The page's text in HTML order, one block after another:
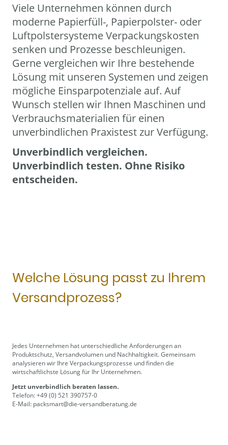
Viele Unternehmen können durch
moderne Papierfüll-, Papierpolster- oder
Luftpolstersysteme Verpackungskosten
senken und Prozesse beschleunigen.
Gerne vergleichen wir Ihre bestehende
Lösung mit unseren Systemen und zeigen
mögliche Einsparpotenziale auf. Auf
Wunsch stellen wir Ihnen Maschinen und
Verbrauchsmaterialien für einen
unverbindlichen Praxistest zur Verfügung.
Unverbindlich vergleichen.
Unverbindlich testen. Ohne Risiko
entscheiden.
Welche Lösung passt zu Ihrem
Versandprozess?
Jedes Unternehmen hat unterschiedliche Anforderungen an
Produktschutz, Versandvolumen und Nachhaltigkeit. Gemeinsam
analysieren wir Ihre Verpackungsprozesse und finden die
wirtschaftlichste Lösung für Ihr Unternehmen.
Jetzt unverbindlich beraten lassen.
Telefon: +49 (0) 521 390757-0
E-Mail: packsmart@die-versandberatung.de